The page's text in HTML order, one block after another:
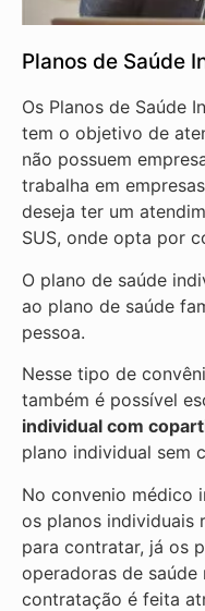
Planos de Saúde
Os Planos de Saúde
tem o objetivo de
não possuem
trabalha em
deseja ter um
SUS, onde opta por
O plano de saúde
ao plano de saúde
pessoa.
Nesse tipo de
também é possível
individual com
plano individual sem
No convenio médico
os planos individuais
para contratar, já os
operadoras de saúde
contratação é feita